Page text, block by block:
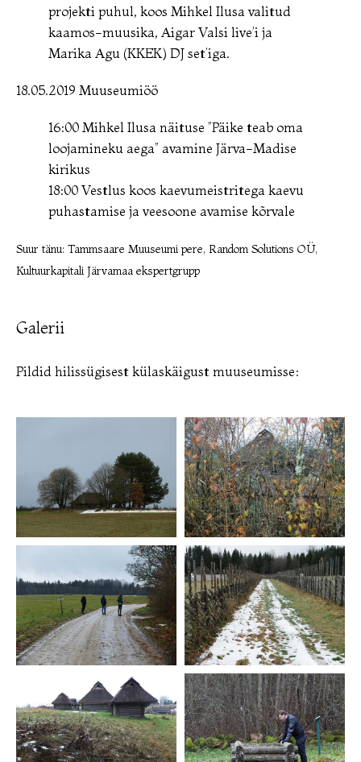
projekti puhul, koos Mihkel Ilusa valitud
kaamos-muusika, Aigar Valsi live’i ja
Marika Agu (KKEK) DJ set’iga.
18.05.2019 Muuseumiöö
16:00 Mihkel Ilusa näituse ”Päike teab oma
loojamineku aega” avamine Järva-Madise
kirikus
18:00 Vestlus koos kaevumeistritega kaevu
puhastamise ja veesoone avamise kõrvale
Suur tänu: Tammsaare Muuseumi pere, Random Solutions OÜ,
Kultuurkapitali Järvamaa ekspertgrupp
Galerii
Pildid hilissügisest külaskäigust muuseumisse: